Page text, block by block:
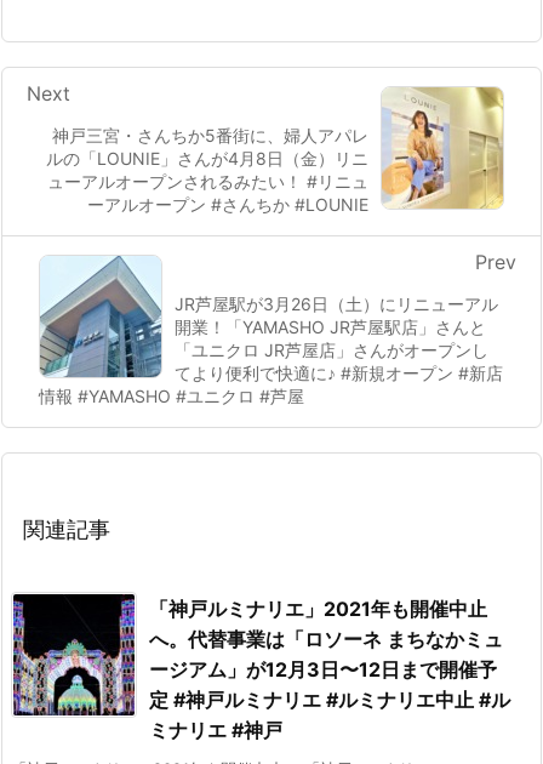
神戸三宮・さんちか5番街に、婦人アパレ
ルの「LOUNIE」さんが4月8日（金）リニ
ューアルオープンされるみたい！ #リニュ
ーアルオープン #さんちか #LOUNIE
Next
JR芦屋駅が3月26日（土）にリニューアル
開業！「YAMASHO JR芦屋駅店」さんと
「ユニクロ JR芦屋店」さんがオープンし
てより便利で快適に♪ #新規オープン #新店
情報 #YAMASHO #ユニクロ #芦屋
Prev
関連記事
「神戸ルミナリエ」2021年も開催中止
へ。代替事業は「ロソーネ まちなかミュ
ージアム」が12月3日〜12日まで開催予
定 #神戸ルミナリエ #ルミナリエ中止 #ル
ミナリエ #神戸